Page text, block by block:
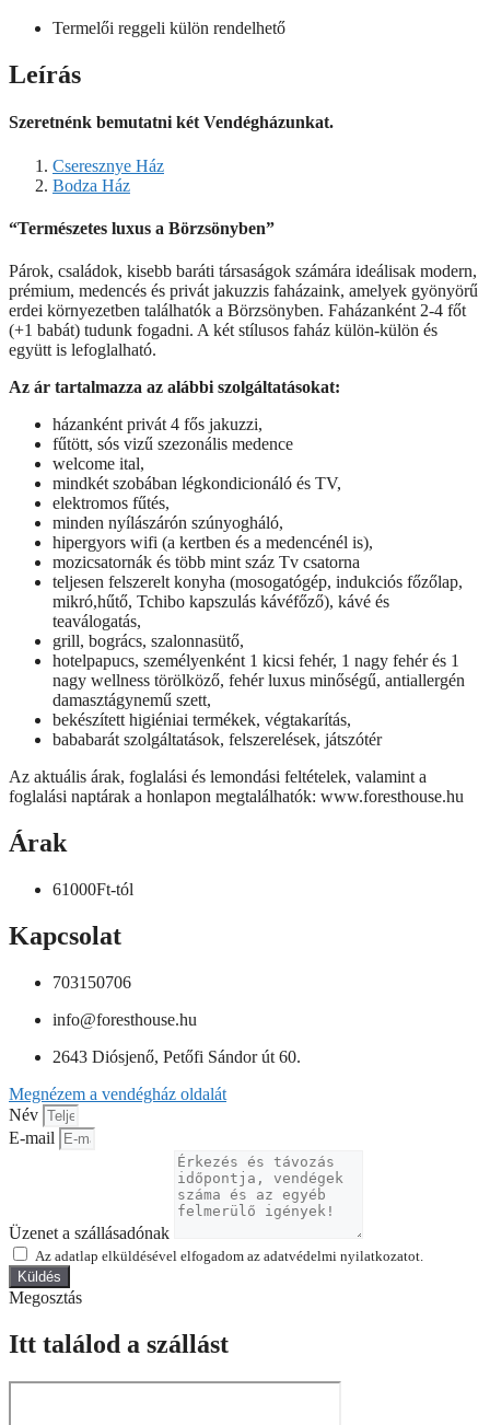
Termelői reggeli külön rendelhető
Leírás
Szeretnénk bemutatni két Vendégházunkat.
Cseresznye Ház
Bodza Ház
“Természetes luxus a Börzsönyben”
Párok, családok, kisebb baráti társaságok számára ideálisak modern,
prémium, medencés és privát jakuzzis faházaink, amelyek gyönyörű
erdei környezetben találhatók a Börzsönyben. Faházanként 2-4 főt
(+1 babát) tudunk fogadni. A két stílusos faház külön-külön és
együtt is lefoglalható.
Az ár tartalmazza az alábbi szolgáltatásokat:
házanként privát 4 fős jakuzzi,
fűtött, sós vizű szezonális medence
welcome ital,
mindkét szobában légkondicionáló és TV,
elektromos fűtés,
minden nyílászárón szúnyogháló,
hipergyors wifi (a kertben és a medencénél is),
mozicsatornák és több mint száz Tv csatorna
teljesen felszerelt konyha (mosogatógép, indukciós főzőlap,
mikró,hűtő, Tchibo kapszulás kávéfőző), kávé és
teaválogatás,
grill, bogrács, szalonnasütő,
hotelpapucs, személyenként 1 kicsi fehér, 1 nagy fehér és 1
nagy wellness törölköző, fehér luxus minőségű, antiallergén
damasztágynemű szett,
bekészített higiéniai termékek, végtakarítás,
bababarát szolgáltatások, felszerelések, játszótér
Az aktuális árak, foglalási és lemondási feltételek, valamint a
foglalási naptárak a honlapon megtalálhatók: www.foresthouse.hu
Árak
61000Ft-tól
Kapcsolat
703150706
info@foresthouse.hu
2643 Diósjenő, Petőfi Sándor út 60.
Megnézem a vendégház oldalát
Név
E-mail
Üzenet a szállásadónak
Az adatlap elküldésével elfogadom az adatvédelmi nyilatkozatot.
Küldés
Megosztás
Itt találod a szállást